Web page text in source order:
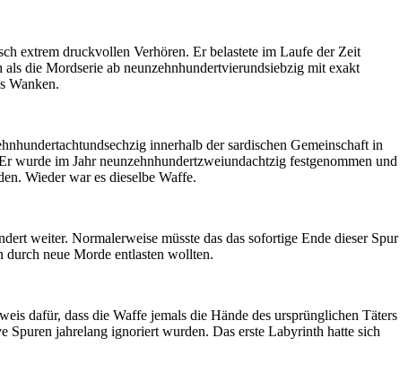
extrem druckvollen Verhören. Er belastete im Laufe der Zeit
die Mordserie ab neunzehnhundertvierundsiebzig mit exakt
Wanken.
innerhalb der sardischen Gemeinschaft in
wurde im Jahr neunzehnhundertzweiundachtzig festgenommen und
Wieder war es dieselbe Waffe.
weiter. Normalerweise müsste das das sofortige Ende dieser Spur
durch neue Morde entlasten wollten.
dafür, dass die Waffe jemals die Hände des ursprünglichen Täters
Spuren jahrelang ignoriert wurden. Das erste Labyrinth hatte sich